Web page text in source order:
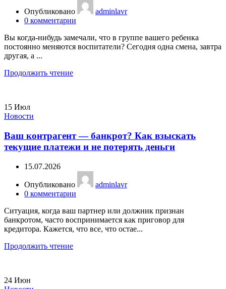
Опубликовано
adminlavr
0 комментарии
Вы когда-нибудь замечали, что в группе вашего ребенка
постоянно меняются воспитатели? Сегодня одна смена, завтра
другая, а ...
Продолжить чтение
15 Июл
Новости
Ваш контрагент — банкрот? Как взыскать
текущие платежи и не потерять деньги
15.07.2026
Опубликовано
adminlavr
0 комментарии
Ситуация, когда ваш партнер или должник признан
банкротом, часто воспринимается как приговор для
кредитора. Кажется, что все, что остае...
Продолжить чтение
24 Июн